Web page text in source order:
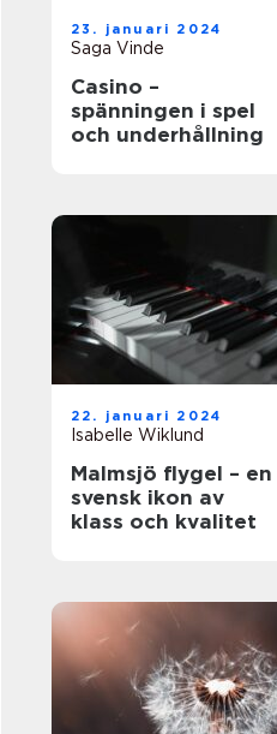
23. januari 2024
Saga Vinde
Casino –
spänningen i spel
och underhållning
22. januari 2024
Isabelle Wiklund
Malmsjö flygel – en
svensk ikon av
klass och kvalitet